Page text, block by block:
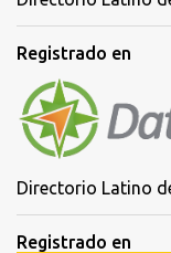
Registrado en
Directorio Latino
Registrado en